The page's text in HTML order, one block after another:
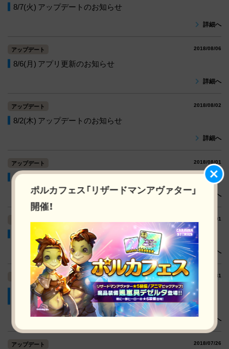
8/7(火) アップデートのお知らせ
詳細へ
アップデート 2018/08/06
8/6(月) アプリ更新のお知らせ
詳細へ
アップデート 2018/08/02
8/2(木) アップデートのお知らせ
詳細へ
アップデート 2018/08/01
8/1(水) アップデートのお知らせ
詳細へ
2018/08/01
7/31(火) アップデートのお知らせ（8/1更新）
詳細へ
アップデート 2018/07/31
7/31(火)アップデートのお知らせ - デュエル/コロシアム不具
詳細へ
アップデート 2018/07/26
ポルカフェス「リザードマンアヴァター」
開催！